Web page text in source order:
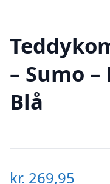
– Sumo –
Blå
kr. 269,95